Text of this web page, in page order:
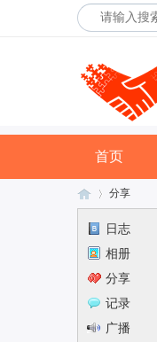
首页
分享
日志
相册
分享
记录
广播